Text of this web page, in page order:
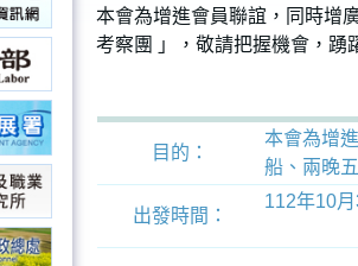
本會為增進會員聯誼，同時增
考察團 」，敬請把握機會，踴
目的：
本會為增
船、兩晚
出發時間：
112年10